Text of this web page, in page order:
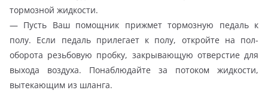
тормозной жидкости.
— Пусть Ваш помощник прижмет тормозную педаль к
полу. Если педаль прилегает к полу, откройте на пол-
оборота резьбовую пробку, закрывающую отверстие для
выхода воздуха. Понаблюдайте за потоком жидкости,
вытекающим из шланга.